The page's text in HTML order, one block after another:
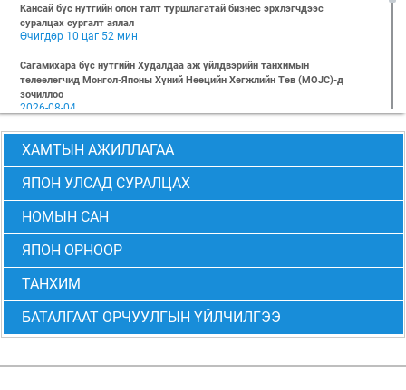
Кансай бүс нутгийн олон талт туршлагатай бизнес эрхлэгчдээс
суралцах сургалт аялал
Өчигдөр 10 цаг 52 мин
Сагамихара бүс нутгийн Худалдаа аж үйлдвэрийн танхимын
төлөөлөгчид Монгол-Японы Хүний Нөөцийн Хөгжлийн Төв (MOJC)-д
зочиллоо
2026-08-04
"БИЗНЕС БА ХҮНИЙ ЭРХ" Нээлттэй семинарын бүртгэл эхэллээ
2026-07-28
Global Value Chain Бизнесийн практик сургалт
2026 БИЗНЕСИЙН ҮНДСЭН СУРГАЛТ-PMP АНГИ 29 дэх элсэлт
2026-07-08
2026 БИЗНЕСИЙН ҮНДСЭН СУРГАЛТ-УДИРДЛАГЫН АНГИ 29 дэх элсэлт
2026-07-06
МОНГОЛ-ЯПОНЫ ТӨВИЙН БИЗНЕСИЙН ҮНДСЭН СУРГАЛТЫН 28 ДАХЬ
ЭЛСЭЛТИЙН “CEO” болон “PMP” АНГИЙН ТӨГСӨЛТ АМЖИЛТТАЙ БОЛЖ
ӨНДӨРЛӨВ
ХАМТЫН АЖИЛЛАГАА
ЯПОН УЛСАД СУРАЛЦАХ
НОМЫН САН
ЯПОН ОРНООР
ТАНХИМ
БАТАЛГААТ ОРЧУУЛГЫН ҮЙЛЧИЛГЭЭ